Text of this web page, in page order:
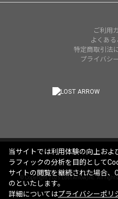
ご利用
よくある
特定商取引法
プライバシ
© Copyright 2025 Lost Arrow,Inc. All
当サイトでは利用体験の向上およ
ラフィックの分析を目的として
サイトの閲覧を継続された場合、
のといたします。
詳細についてはプライバシーポリ